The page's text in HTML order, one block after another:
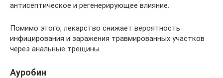
антисептическое и регенерирующее влияние.
Помимо этого, лекарство снижает вероятность
инфицирования и заражения травмированных участков
через анальные трещины.
Ауробин